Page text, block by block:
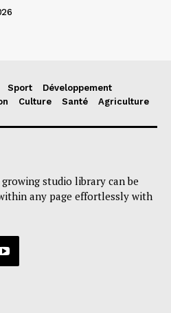
Sport
Développement
Culture Santé Agriculture
studio library can be
any page effortlessly with